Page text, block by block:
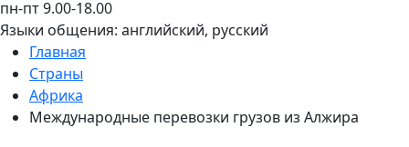
пн-пт 9.00-18.00
Языки общения: английский, русский
Главная
Страны
Африка
Международные перевозки грузов из Алжира